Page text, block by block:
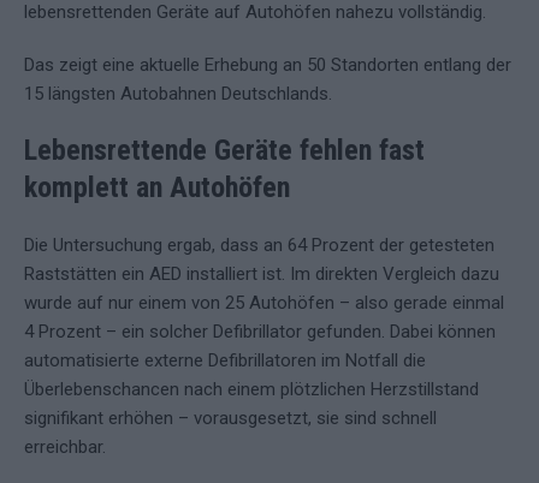
lebensrettenden Geräte auf Autohöfen nahezu vollständig.
Das zeigt eine aktuelle Erhebung an 50 Standorten entlang der
15 längsten Autobahnen Deutschlands.
Lebensrettende Geräte fehlen fast
komplett an Autohöfen
Die Untersuchung ergab, dass an 64 Prozent der getesteten
Raststätten ein AED installiert ist. Im direkten Vergleich dazu
wurde auf nur einem von 25 Autohöfen – also gerade einmal
4 Prozent – ein solcher Defibrillator gefunden. Dabei können
automatisierte externe Defibrillatoren im Notfall die
Überlebenschancen nach einem plötzlichen Herzstillstand
signifikant erhöhen – vorausgesetzt, sie sind schnell
erreichbar.